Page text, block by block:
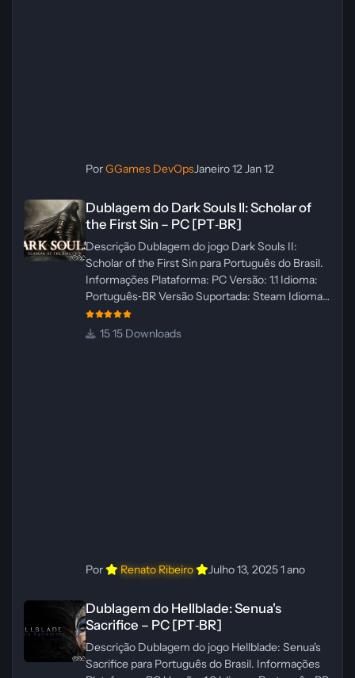
PorGGames DevOpsJaneiro 12Jan 12
Dublagem do Dark Souls II: Scholar of
the First Sin – PC [PT‑BR]
Descrição Dublagem do jogo Dark Souls II:
Scholar of the First Sin para Português do Brasil.
Informações Plataforma: PC Versão: 1.1 Idioma:
Português‑BR Versão Suportada: Steam Idioma
Suportado: Inglês Lançamento: 23/04/2025
Atualização: 24/04/2025 Tamanho: 469 MB
15 Downloads
Por Renato Ribeiro Julho 13, 20251 ano
Dublagem do Hellblade: Senua's
Sacrifice – PC [PT‑BR]
Descrição Dublagem do jogo Hellblade: Senua's
Sacrifice para Português do Brasil. Informações